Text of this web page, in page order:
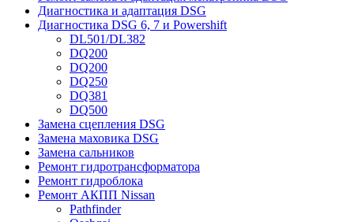
Диагностика и адаптация DSG
Диагностика DSG 6, 7 и Powershift
DL501/DL382
DQ200
DQ200
DQ250
DQ381
DQ500
Замена сцепления DSG
Замена маховика DSG
Замена сальников
Ремонт гидротрансформатора
Ремонт гидроблока
Ремонт АКПП Nissan
Pathfinder